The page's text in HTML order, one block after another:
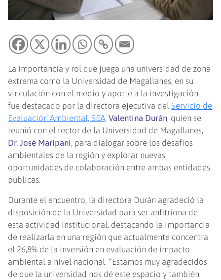
La importancia y rol que juega una universidad de zona
extrema como la Universidad de Magallanes, en su
vinculación con el medio y aporte a la investigación,
fue destacado por la directora ejecutiva del Servicio de
Evaluación Ambiental, SEA, Valentina Durán, quien se
reunió con el rector de la Universidad de Magallanes,
Dr. José Maripani, para dialogar sobre los desafíos
ambientales de la región y explorar nuevas
oportunidades de colaboración entre ambas entidades
públicas.
Durante el encuentro, la directora Durán agradeció la
disposición de la Universidad para ser anfitriona de
esta actividad institucional, destacando la importancia
de realizarla en una región que actualmente concentra
el 26,8% de la inversión en evaluación de impacto
ambiental a nivel nacional. “Estamos muy agradecidos
de que la universidad nos dé este espacio y también